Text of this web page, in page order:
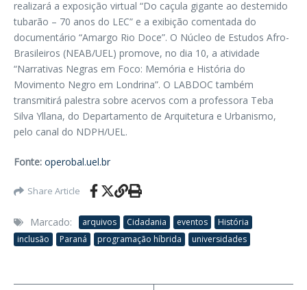
realizará a exposição virtual “Do caçula gigante ao destemido
tubarão – 70 anos do LEC” e a exibição comentada do
documentário “Amargo Rio Doce”. O Núcleo de Estudos Afro-
Brasileiros (NEAB/UEL) promove, no dia 10, a atividade
“Narrativas Negras em Foco: Memória e História do
Movimento Negro em Londrina”. O LABDOC também
transmitirá palestra sobre acervos com a professora Teba
Silva Yllana, do Departamento de Arquitetura e Urbanismo,
pelo canal do NDPH/UEL.
Fonte: operobal.uel.br
Share Article
Marcado: arquivos Cidadania eventos
História
inclusão
Paraná programação híbrida universidades